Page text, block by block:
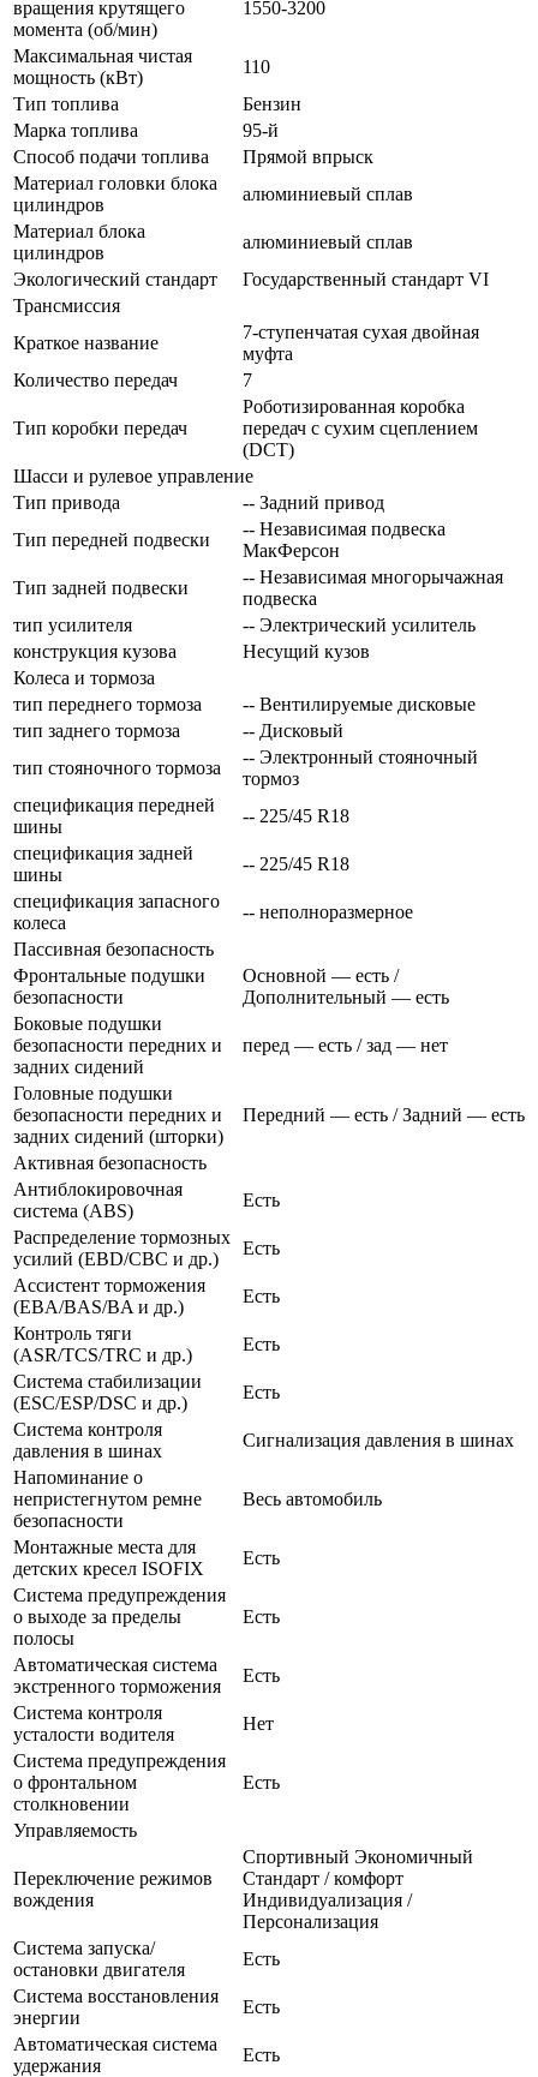
вращения крутящего
момента (об/мин)
1550-3200
Максимальная чистая
мощность (кВт)
110
Тип топлива
Бензин
Марка топлива
95-й
Способ подачи топлива
Прямой впрыск
Материал головки блока
цилиндров
алюминиевый сплав
Материал блока
цилиндров
алюминиевый сплав
Экологический стандарт
Государственный стандарт VI
Трансмиссия
Краткое название
7-ступенчатая сухая двойная
муфта
Количество передач
7
Тип коробки передач
Роботизированная коробка
передач с сухим сцеплением
(DCT)
Шасси и рулевое управление
Тип привода
-- Задний привод
Тип передней подвески
-- Независимая подвеска
МакФерсон
Тип задней подвески
-- Независимая многорычажная
подвеска
тип усилителя
-- Электрический усилитель
конструкция кузова
Несущий кузов
Колеса и тормоза
тип переднего тормоза
-- Вентилируемые дисковые
тип заднего тормоза
-- Дисковый
тип стояночного тормоза
-- Электронный стояночный
тормоз
спецификация передней
шины
-- 225/45 R18
спецификация задней
шины
-- 225/45 R18
спецификация запасного
колеса
-- неполноразмерное
Пассивная безопасность
Фронтальные подушки
безопасности
Основной — есть /
Дополнительный — есть
Боковые подушки
безопасности передних и
задних сидений
перед — есть / зад — нет
Головные подушки
безопасности передних и
задних сидений (шторки)
Передний — есть / Задний — есть
Активная безопасность
Антиблокировочная
система (ABS)
Есть
Распределение тормозных
усилий (EBD/CBC и др.)
Есть
Ассистент торможения
(EBA/BAS/BA и др.)
Есть
Контроль тяги
(ASR/TCS/TRC и др.)
Есть
Система стабилизации
(ESC/ESP/DSC и др.)
Есть
Система контроля
давления в шинах
Сигнализация давления в шинах
Напоминание о
непристегнутом ремне
безопасности
Весь автомобиль
Монтажные места для
детских кресел ISOFIX
Есть
Система предупреждения
о выходе за пределы
полосы
Есть
Автоматическая система
экстренного торможения
Есть
Система контроля
усталости водителя
Нет
Система предупреждения
о фронтальном
столкновении
Есть
Управляемость
Переключение режимов
вождения
Спортивный Экономичный
Стандарт / комфорт
Индивидуализация /
Персонализация
Система запуска/
остановки двигателя
Есть
Система восстановления
энергии
Есть
Автоматическая система
удержания
Есть